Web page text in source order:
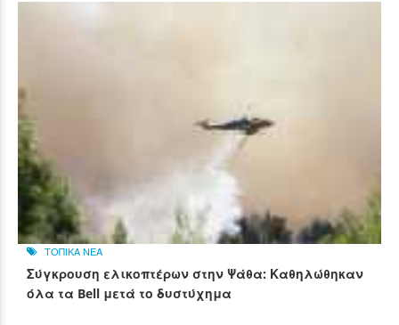
ΤΟΠΙΚΑ ΝΕΑ
Σύγκρουση ελικοπτέρων στην Ψάθα: Καθηλώθηκαν
όλα τα Bell μετά το δυστύχημα